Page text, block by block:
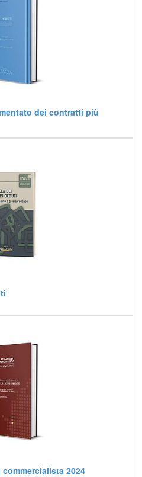
dei contratti più
2024